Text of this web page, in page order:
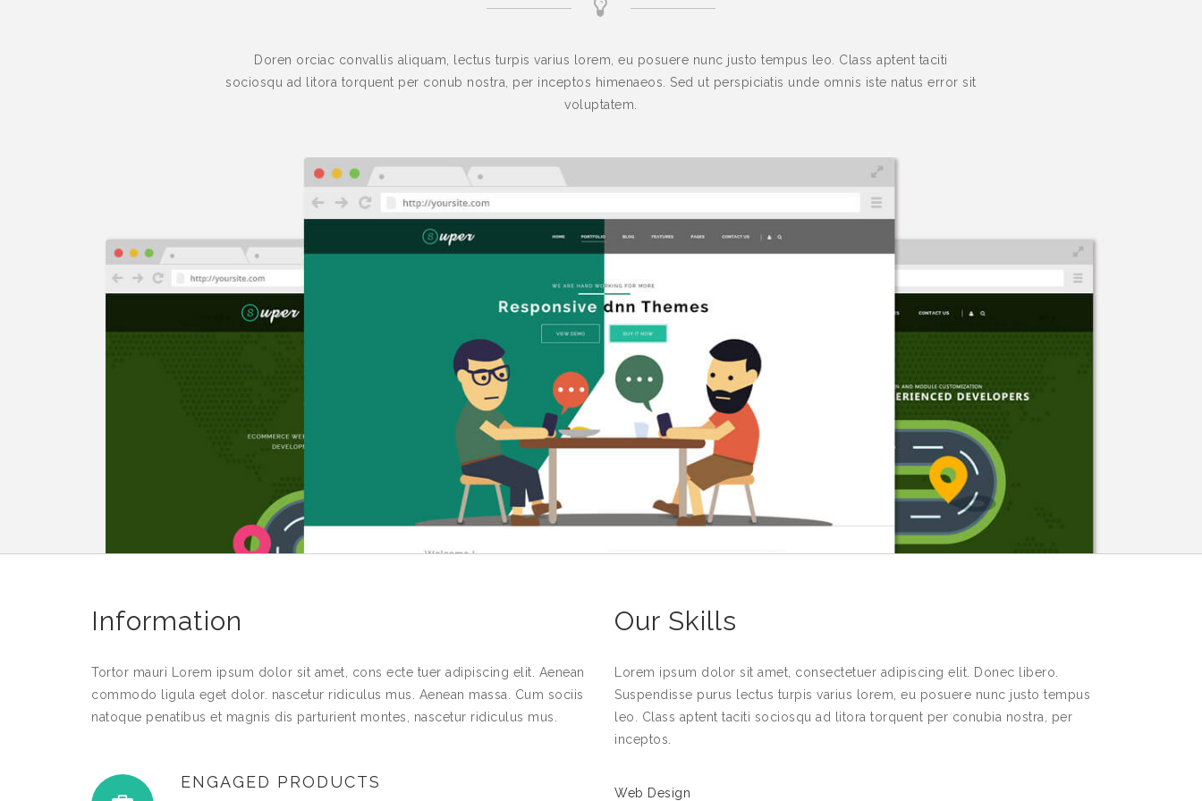
Doren orciac convallis aliquam, lectus turpis varius lorem, eu posuere nunc justo tempus leo. Class aptent taciti
sociosqu ad litora torquent per conub nostra, per inceptos himenaeos. Sed ut perspiciatis unde omnis iste natus error sit
voluptatem.
Information
Tortor mauri Lorem ipsum dolor sit amet, cons ecte tuer adipiscing elit. Aenean
commodo ligula eget dolor. nascetur ridiculus mus. Aenean massa. Cum sociis
natoque penatibus et magnis dis parturient montes, nascetur ridiculus mus.
ENGAGED PRODUCTS
Our Skills
Lorem ipsum dolor sit amet, consectetuer adipiscing elit. Donec libero.
Suspendisse purus lectus turpis varius lorem, eu posuere nunc justo tempus
leo. Class aptent taciti sociosqu ad litora torquent per conubia nostra, per
inceptos.
Web Design